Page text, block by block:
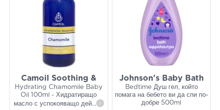
Camoil Soothing &
Hydrating Chamomile Baby
Oil 100ml - Хидратиращо
масло с успокояващо дей... i
Johnson's Baby Bath
Bedtime Душ гел, който
помага на бебето ви да спи по-
добре 500ml